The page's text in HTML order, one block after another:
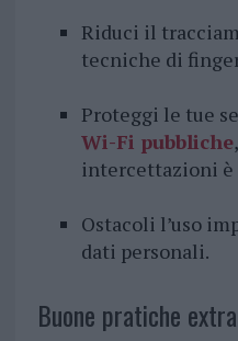
Riduci il
tecniche di
Proteggi le tue
Wi-Fi pubbliche
intercettazioni è
Ostacoli l’uso
dati personali.
Buone pratiche